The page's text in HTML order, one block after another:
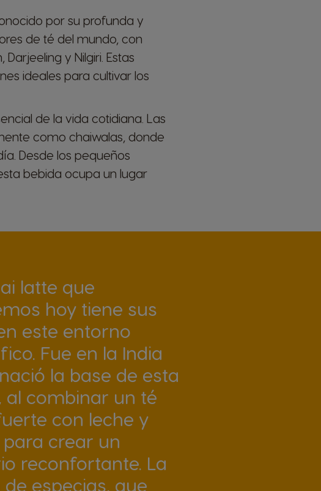
por su profunda y
de té del mundo, con
y Nilgiri. Estas
ideales para cultivar los
de la vida cotidiana. Las
como chaiwalas, donde
Desde los pequeños
bebida ocupa un lugar
latte que
hoy tiene sus
este entorno
Fue en la India
la base de esta
al combinar un té
con leche y
crear un
reconfortante. La
especias, que